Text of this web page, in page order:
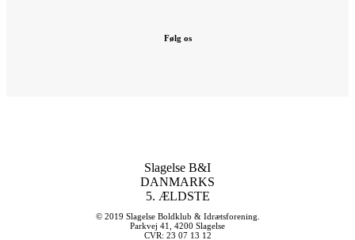
Følg os
Slagelse B&I
DANMARKS
5. ÆLDSTE
© 2019 Slagelse Boldklub & Idrætsforening.
Parkvej 41, 4200 Slagelse
CVR: 23 07 13 12